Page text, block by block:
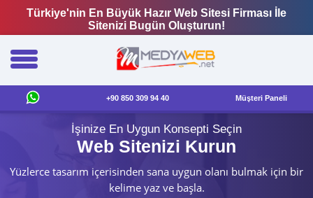
Türkiye'nin En Büyük Hazır Web Sitesi Firması İle
Sitenizi Bugün Oluşturun!
+90 850 309 94 40 Müşteri Paneli
İşinize En Uygun Konsepti Seçin
Web Sitenizi Kurun
Yüzlerce tasarım içerisinden sana uygun olanı bulmak için bir
kelime yaz ve başla.